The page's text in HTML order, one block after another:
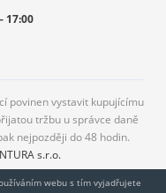
17:00
povinen vystavit kupujícímu
tržbu u správce daně
nejpozději do 48 hodin.
s.r.o.
webu s tím vyjadřujete